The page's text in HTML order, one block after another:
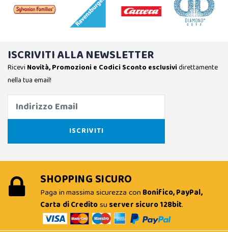
ISCRIVITI ALLA NEWSLETTER
Ricevi Novità, Promozioni e Codici Sconto esclusividirettamente
nella tua email!
SHOPPING SICURO
Paga in massima sicurezza con Bonifico, PayPal,
Carta di Creditosu server sicuro 128bit.